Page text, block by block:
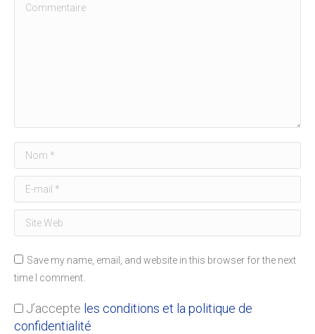
Commentaire
Nom *
E-mail *
Site Web
Save my name, email, and website in this browser for the next
time I comment.
J’accepte les conditions et la politique de
confidentialité